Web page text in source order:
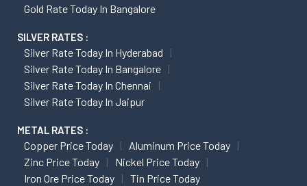
Gold Rate Today In Bangalore
SILVER RATES :
Silver Rate Today In Hyderabad
Silver Rate Today In Bangalore
Silver Rate Today In Chennai
Silver Rate Today In Jaipur
METAL RATES :
Copper Price Today
Aluminum Price Today
Zinc Price Today
Nickel Price Today
Iron Ore Price Today
Tin Price Today